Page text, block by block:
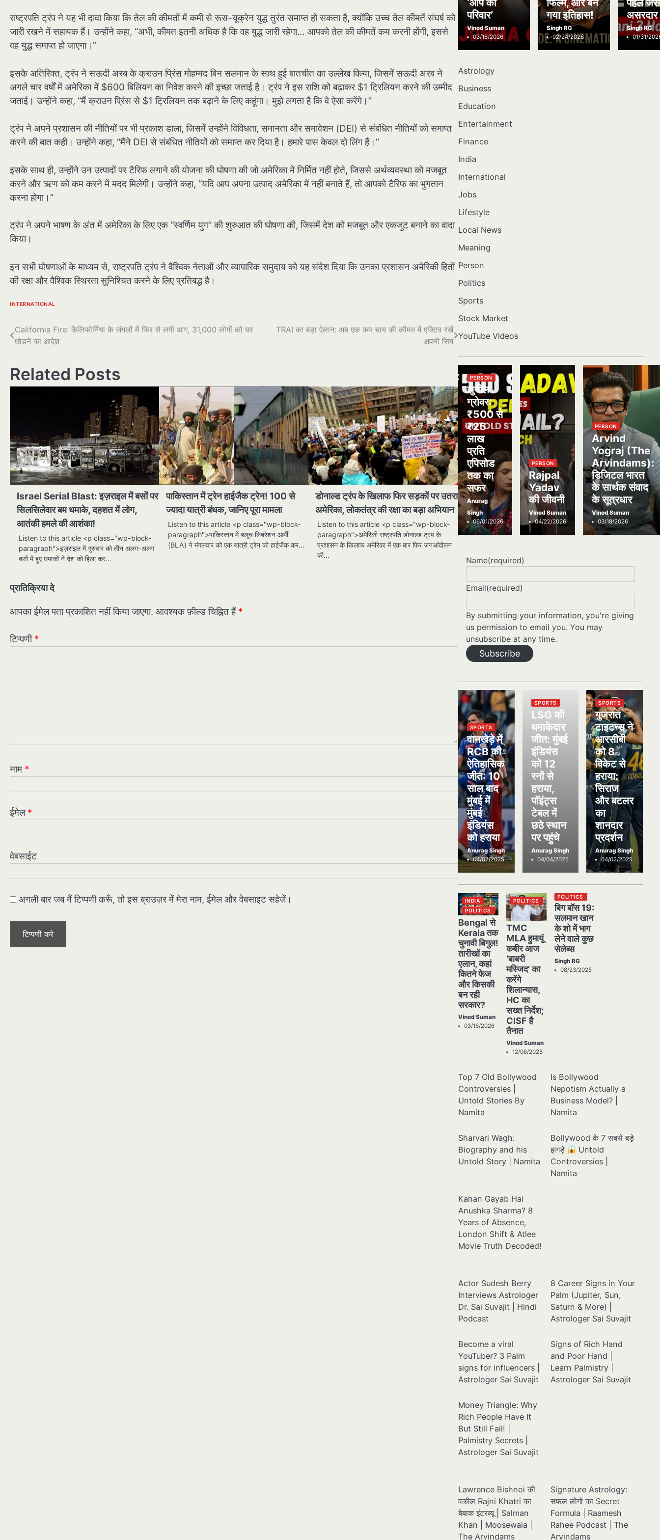
राष्ट्रपति ट्रंप ने यह भी दावा किया कि तेल की कीमतों में कमी से रूस-यूक्रेन युद्ध तुरंत समाप्त हो सकता है, क्योंकि उच्च तेल कीमतें संघर्ष को
जारी रखने में सहायक हैं। उन्होंने कहा, “अभी, कीमत इतनी अधिक है कि वह युद्ध जारी रहेगा… आपको तेल की कीमतें कम करनी होंगी, इससे
वह युद्ध समाप्त हो जाएगा।”
इसके अतिरिक्त, ट्रंप ने सऊदी अरब के क्राउन प्रिंस मोहम्मद बिन सलमान के साथ हुई बातचीत का उल्लेख किया, जिसमें सऊदी अरब ने
अगले चार वर्षों में अमेरिका में $600 बिलियन का निवेश करने की इच्छा जताई है। ट्रंप ने इस राशि को बढ़ाकर $1 ट्रिलियन करने की उम्मीद
जताई। उन्होंने कहा, “मैं क्राउन प्रिंस से $1 ट्रिलियन तक बढ़ाने के लिए कहूंगा। मुझे लगता है कि वे ऐसा करेंगे।”
ट्रंप ने अपने प्रशासन की नीतियों पर भी प्रकाश डाला, जिसमें उन्होंने विविधता, समानता और समावेशन (DEI) से संबंधित नीतियों को समाप्त
करने की बात कही। उन्होंने कहा, “मैंने DEI से संबंधित नीतियों को समाप्त कर दिया है। हमारे पास केवल दो लिंग हैं।”
इसके साथ ही, उन्होंने उन उत्पादों पर टैरिफ लगाने की योजना की घोषणा की जो अमेरिका में निर्मित नहीं होते, जिससे अर्थव्यवस्था को मजबूत
करने और ऋण को कम करने में मदद मिलेगी। उन्होंने कहा, “यदि आप अपना उत्पाद अमेरिका में नहीं बनाते हैं, तो आपको टैरिफ का भुगतान
करना होगा।”
ट्रंप ने अपने भाषण के अंत में अमेरिका के लिए एक “स्वर्णिम युग” की शुरुआत की घोषणा की, जिसमें देश को मजबूत और एकजुट बनाने का वादा
किया।
इन सभी घोषणाओं के माध्यम से, राष्ट्रपति ट्रंप ने वैश्विक नेताओं और व्यापारिक समुदाय को यह संदेश दिया कि उनका प्रशासन अमेरिकी हितों
की रक्षा और वैश्विक स्थिरता सुनिश्चित करने के लिए प्रतिबद्ध है।
INTERNATIONAL
पोस्ट
नेविगेशन
California Fire: कैलिफोर्निया के जंगलों में फिर से लगी आग, 31,000 लोगों को घर
छोड़ने का आदेश
TRAI का बड़ा ऐलान: अब एक कप चाय की कीमत में एक्टिव रखें
अपनी सिम
Related Posts
Israel Serial Blast: इज़राइल में बसों पर
सिलसिलेवार बम धमाके, दहशत में लोग,
आतंकी हमले की आशंका!
Listen to this article <p class="wp-block-
paragraph">इज़राइल में गुरुवार को तीन अलग-अलग
बसों में हुए धमाकों ने देश को हिला कर…
पाकिस्तान में ट्रेन हाईजैक ट्रेन! 100 से
ज्यादा यात्री बंधक, जानिए पूरा मामला
Listen to this article <p class="wp-block-
paragraph">पाकिस्तान में बलूच लिबरेशन आर्मी
(BLA) ने मंगलवार को एक यात्री ट्रेन को हाईजैक कर…
डोनाल्ड ट्रंप के खिलाफ फिर सड़कों पर उतरा
अमेरिका, लोकतंत्र की रक्षा का बड़ा अभियान
Listen to this article <p class="wp-block-
paragraph">अमेरिकी राष्ट्रपति डोनाल्ड ट्रंप के
प्रशासन के खिलाफ अमेरिका में एक बार फिर जनआंदोलन
की…
प्रातिक्रिया दे
आपका ईमेल पता प्रकाशित नहीं किया जाएगा. आवश्यक फ़ील्ड चिह्नित हैं *
टिप्पणी *
नाम *
ईमेल *
वेबसाईट
अगली बार जब मैं टिप्पणी करूँ, तो इस ब्राउज़र में मेरा नाम, ईमेल और वेबसाइट सहेजें।
‘आप का
परिवार’
Vinod Suman
03/16/2026
फिल्में, और बन
गया इतिहास!
Singh RG
02/24/2026
पहले
असरदार
Singh RG
01/31/
Astrology
Business
Education
Entertainment
Finance
India
International
Jobs
Lifestyle
Local News
Meaning
Person
Politics
Sports
Stock Market
YouTube Videos
PERSON
सुनील
ग्रोवर:
₹500 से
₹25
लाख
प्रति
एपिसोड
तक का
सफर
Anurag
Singh
06/01/2026
PERSON
Rajpal
Yadav
की जीवनी
Vinod Suman
04/22/2026
PERSON
Arvind
Yograj (The
Arvindams):
डिजिटल भारत
के सार्थक संवाद
के सूत्रधार
Vinod Suman
03/18/2026
Name(required)
Email(required)
By submitting your information, you're giving
us permission to email you. You may
unsubscribe at any time.
Subscribe
SPORTS
वानखेड़े में
RCB की
ऐतिहासिक
जीत: 10
साल बाद
मुंबई में
मुंबई
इंडियंस
को हराया
Anurag Singh
04/07/2025
SPORTS
LSG की
धमाकेदार
जीत: मुंबई
इंडियंस
को 12
रनों से
हराया,
पॉइंट्स
टेबल में
छठे स्थान
पर पहुंचे
Anurag Singh
04/04/2025
SPORTS
गुजरात
टाइटन्स ने
आरसीबी
को 8
विकेट से
हराया:
सिराज
और बटलर
का
शानदार
प्रदर्शन
Anurag Singh
04/02/2025
INDIA
POLITICS
Bengal से
Kerala तक
चुनावी बिगुल!
तारीखों का
एलान, कहां
कितने फेज
और किसकी
बन रही
सरकार?
Vinod Suman
03/16/2026
POLITICS
TMC
MLA हुमायूं
कबीर आज
‘बाबरी
मस्जिद’ का
करेंगे
शिलान्यास,
HC का
सख्त निर्देश;
CISF है
तैनात
Vinod Suman
12/06/2025
POLITICS
बिग बॉस 19:
सलमान खान
के शो में भाग
लेने वाले कुछ
सेलेब्स
Singh RG
08/23/2025
Top 7 Old Bollywood
Controversies |
Untold Stories By
Namita
Is Bollywood
Nepotism Actually a
Business Model? |
Namita
Sharvari Wagh:
Biography and his
Untold Story | Namita
Bollywood के 7 सबसे बड़े
झगड़े
Untold
Controversies |
Namita
Kahan Gayab Hai
Anushka Sharma? 8
Years of Absence,
London Shift & Atlee
Movie Truth Decoded!
Actor Sudesh Berry
Interviews Astrologer
Dr. Sai Suvajit | Hindi
Podcast
8 Career Signs in Your
Palm (Jupiter, Sun,
Saturn & More) |
Astrologer Sai Suvajit
Become a viral
YouTuber? 3 Palm
signs for influencers |
Astrologer Sai Suvajit
Signs of Rich Hand
and Poor Hand |
Learn Palmistry |
Astrologer Sai Suvajit
Money Triangle: Why
Rich People Have It
But Still Fail! |
Palmistry Secrets |
Astrologer Sai Suvajit
Lawrence Bishnoi की
वकील Rajni Khatri का
बेबाक इंटरव्यू | Salman
Khan | Moosewala |
The Arvindams
Signature Astrology:
सफल लोगो का Secret
Formula | Raamesh
Rahee Podcast | The
Arvindams